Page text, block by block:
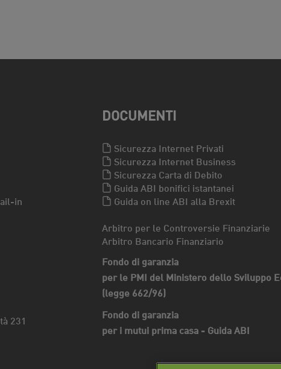
in
231
DOCUMENTI
Sicurezza Internet Privati
Sicurezza Internet Business
Sicurezza Carta di Debito
Guida ABI bonifici istantanei
Guida on line ABI alla Brexit
Arbitro per le Controversie Finanziarie
Arbitro Bancario Finanziario
Fondo di garanzia
per le PMI del Ministero dello Sviluppo
(legge 662/96)
Fondo di garanzia
per i mutui prima casa - Guida ABI